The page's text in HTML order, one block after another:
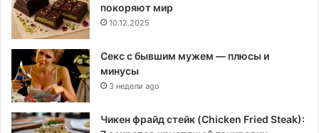
покоряют мир
10.12.2025
Секс с бывшим мужем — плюсы и
минусы
3 недели ago
Чикен фрайд стейк (Chicken Fried Steak):